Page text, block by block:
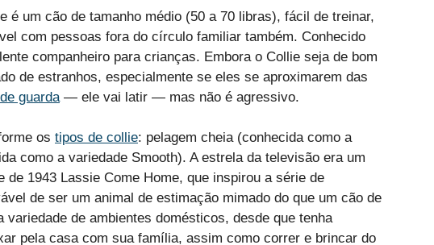
é um cão de tamanho médio (50 a 70 libras), fácil de treinar,
com pessoas fora do círculo familiar também. Conhecido
companheiro para crianças. Embora o Collie seja de bom
de estranhos, especialmente se eles se aproximarem das
guarda — ele vai latir — mas não é agressivo.
os tipos de collie: pelagem cheia (conhecida como a
como a variedade Smooth). A estrela da televisão era um
1943 Lassie Come Home, que inspirou a série de
de ser um animal de estimação mimado do que um cão de
de ambientes domésticos, desde que tenha
pela casa com sua família, assim como correr e brincar do